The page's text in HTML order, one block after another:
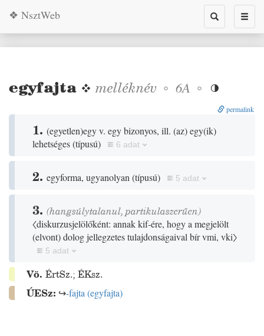
Toggle
search
❖ NsztWeb
egyfajta ❖ melléknév ◦ 6A ◦ 
permalink
1. (egyetlen)egy v. egy bizonyos, ill. (az)egy(ik)
lehetséges(típusú) 6 adat
2. egyforma, ugyanolyan (típusú) 5 adat
3. (hangsúlytalanul, partikulaszerűen)
〈diskurzusjelölőként: annak kif-ére, hogy a megjelölt
(elvont)dolog jellegzetes tulajdonságaival bír vmi, vki〉
5 adat
Vö. ÉrtSz.; ÉKsz.
ÚESz: ↪-fajta (egyfajta)